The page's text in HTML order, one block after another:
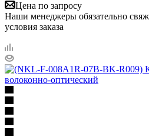
Цена по запросу
Наши менеджеры обязательно
условия заказа